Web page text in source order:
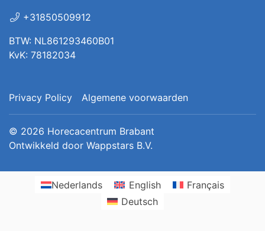
+31850509912
BTW: NL861293460B01
KvK: 78182034
Privacy Policy Algemene voorwaarden
© 2026 Horecacentrum Brabant
Ontwikkeld door Wappstars B.V.
Nederlands English
Français
Deutsch